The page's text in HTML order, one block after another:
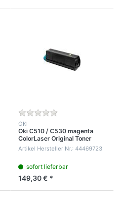
OKI
Oki C510 / C530 magenta
ColorLaser Original Toner
Kartusche für 5.000 Seiten
Artikel Hersteller Nr.: 44469723
sofort lieferbar
149,30 € *